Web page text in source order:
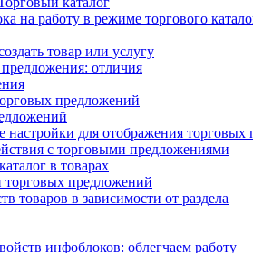
на работу в режиме торгового
товар или услугу
отличия
предложений
для отображения торговых
с торговыми предложениями
в товарах
торговых предложений
товаров в зависимости от раздела
инфоблоков: облегчаем работу